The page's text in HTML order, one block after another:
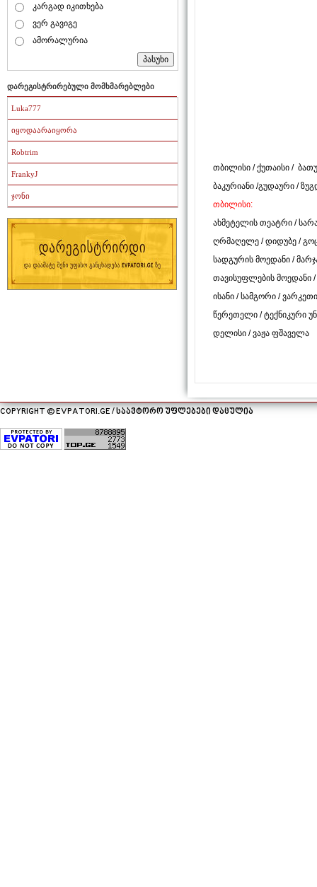
კარგად იკითხება
ვერ გავიგე
ამორალურია
დარეგისტრირებული მომხმარებლები
Luka777
იყოდაარაიყორა
Robtrim
FrankyJ
ჯონი
თბილისი /ქუთაისი /
ბაკურიანი /გუდაური /
თბილისი:
ახმეტელის თეატრი /
ღრმაღელე /დიდუბე /
სადგურის მოედანი /
თავისუფლების მოედანი /
ისანი /სამგორი /
წერეთელი /ტექნიკური
დელისი /ვაჟა ფშაველა
COPYRIGHT © EVPATORI.GE / საავტორო უფლებები დაცულია